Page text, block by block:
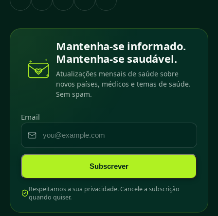
Mantenha-se informado.
Mantenha-se saudável.
Atualizações mensais de saúde sobre
novos países, médicos e temas de saúde.
Sem spam.
Email
Subscrever
Respeitamos a sua privacidade. Cancele a subscrição
quando quiser.